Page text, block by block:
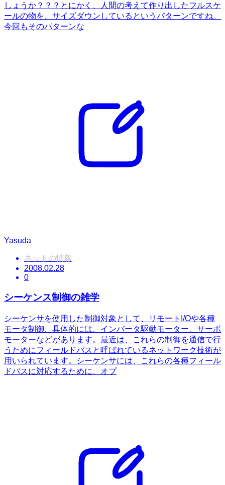
しょうか？？？とにかく、人間の考えて作り出したフルスケ
ールの物を、サイズダウンしているというパターンですね。
今回もそのパターンな
Yasuda
ネットの情報
2008.02.28
0
シーケンス制御の雑学
シーケンサを使用した制御対象として、リモートI/Oや各種
モータ制御、具体的には、インバータ駆動モーター、サーボ
モーターなどがあります。最近は、これらの制御を通信で行
うためにフィールドバスと呼ばれているネットワーク技術が
用いられています。シーケンサには、これらの各種フィール
ドバスに対応するために、オプ